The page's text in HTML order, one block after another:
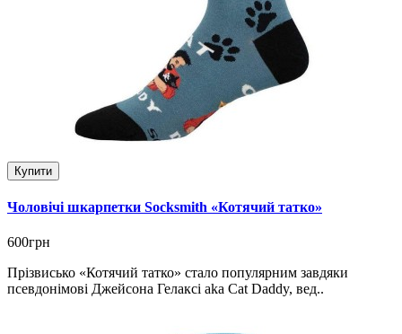
Купити
Чоловічі шкарпетки Socksmith «Котячий татко»
600грн
Прізвисько «Котячий татко» стало популярним завдяки
псевдонімові Джейсона Гелаксі aka Cat Daddy, вед..